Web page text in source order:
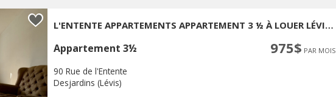
L'ENTENTE APPARTEMENTS APPARTEMENT 3 ½ À LOUER LÉVIS JUILLET 2026
Appartement 3½ 975$ PAR MOIS
90 Rue de l'Entente
Desjardins (Lévis)